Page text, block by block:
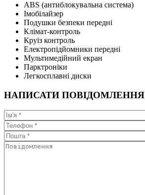
ABS (антиблокувальна система)
Імобілайзер
Подушки безпеки передні
Клімат-контроль
Круіз контроль
Електропідйомники передні
Мультимедійний екран
Парктроніки
Легкосплавні диски
НАПИСАТИ ПОВІДОМЛЕННЯ